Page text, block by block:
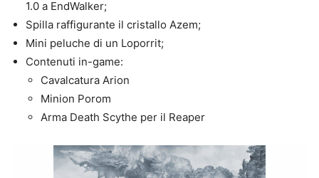
1.0 a EndWalker;
Spilla raffigurante il cristallo Azem;
Mini peluche di un Loporrit;
Contenuti in-game:
Cavalcatura Arion
Minion Porom
Arma Death Scythe per il Reaper